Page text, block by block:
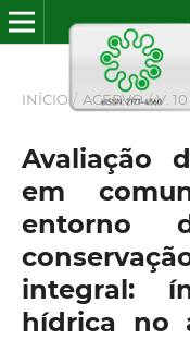
INÍCIO / ACERVO / V.
Avaliação
em
entorno
integral:
hídrica no